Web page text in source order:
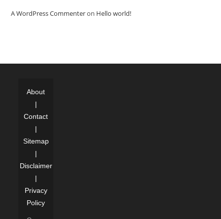
A WordPress Commenteron Hello world!
About
|
Contact
|
Sitemap
|
Disclaimer
|
Privacy
Policy